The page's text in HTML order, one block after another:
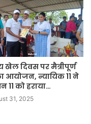
खेल दिवस पर मैत्रीपूर्ण
आयोजन, न्यायिक 11 ने
11 को हराया…
31, 2025